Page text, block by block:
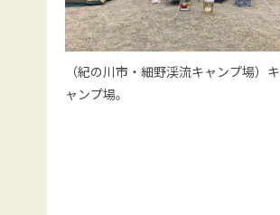
（紀の川市・細野渓流キャンプ場）キ
ャンプ場。